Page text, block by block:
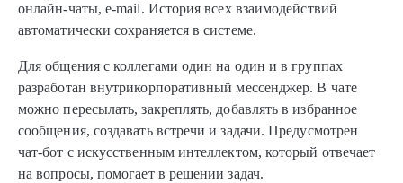
онлайн-чаты, e-mail. История всех взаимодействий
автоматически сохраняется в системе.
Для общения с коллегами один на один и в группах
разработан внутрикорпоративный мессенджер. В чате
можно пересылать, закреплять, добавлять в избранное
сообщения, создавать встречи и задачи. Предусмотрен
чат-бот с искусственным интеллектом, который отвечает
на вопросы, помогает в решении задач.